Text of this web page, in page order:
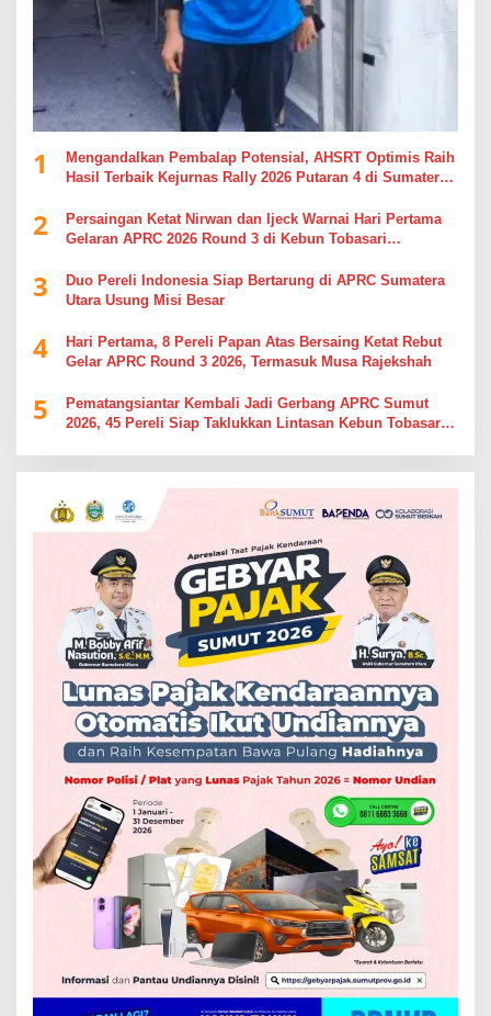
1
Mengandalkan Pembalap Potensial, AHSRT Optimis Raih
Hasil Terbaik Kejurnas Rally 2026 Putaran 4 di Sumatera
2
Persaingan Ketat Nirwan dan Ijeck Warnai Hari Pertama
Gelaran APRC 2026 Round 3 di Kebun Tobasari
3
Duo Pereli Indonesia Siap Bertarung di APRC Sumatera
Utara Usung Misi Besar
4
Hari Pertama, 8 Pereli Papan Atas Bersaing Ketat Rebut
Gelar APRC Round 3 2026, Termasuk Musa Rajekshah
5
Pematangsiantar Kembali Jadi Gerbang APRC Sumut
2026, 45 Pereli Siap Taklukkan Lintasan Kebun Tobasari